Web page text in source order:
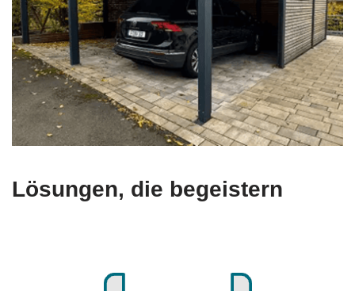
Lösungen, die begeistern